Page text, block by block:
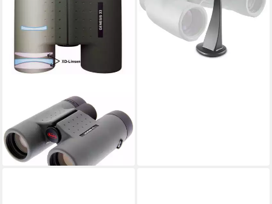
Kowa Fernglas Genesis 8x33
Fernglas
ab 1.069,00 €
31,04 €
mtl. in 48 Raten
lieferbar - in 3-4 Werktagen bei dir